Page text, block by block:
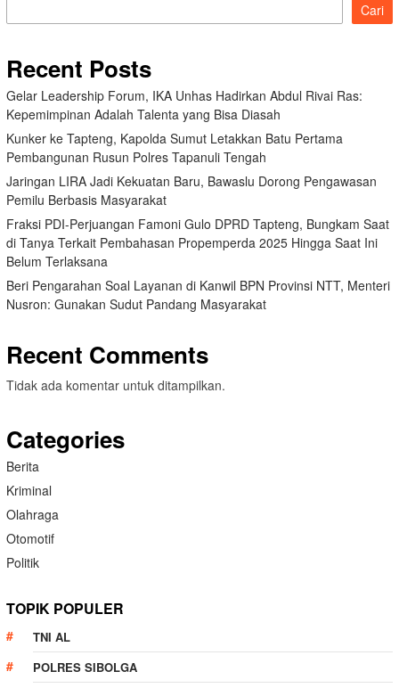
Cari
Recent Posts
Gelar Leadership Forum, IKA Unhas Hadirkan Abdul Rivai Ras:
Kepemimpinan Adalah Talenta yang Bisa Diasah
Kunker ke Tapteng, Kapolda Sumut Letakkan Batu Pertama
Pembangunan Rusun Polres Tapanuli Tengah
Jaringan LIRA Jadi Kekuatan Baru, Bawaslu Dorong Pengawasan
Pemilu Berbasis Masyarakat
Fraksi PDI-Perjuangan Famoni Gulo DPRD Tapteng, Bungkam Saat
di Tanya Terkait Pembahasan Propemperda 2025 Hingga Saat Ini
Belum Terlaksana
Beri Pengarahan Soal Layanan di Kanwil BPN Provinsi NTT, Menteri
Nusron: Gunakan Sudut Pandang Masyarakat
Recent Comments
Tidak ada komentar untuk ditampilkan.
Categories
Berita
Kriminal
Olahraga
Otomotif
Politik
TOPIK POPULER
TNI AL
POLRES SIBOLGA